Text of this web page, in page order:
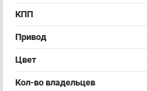
КПП
Привод
Цвет
Кол-во владельцев